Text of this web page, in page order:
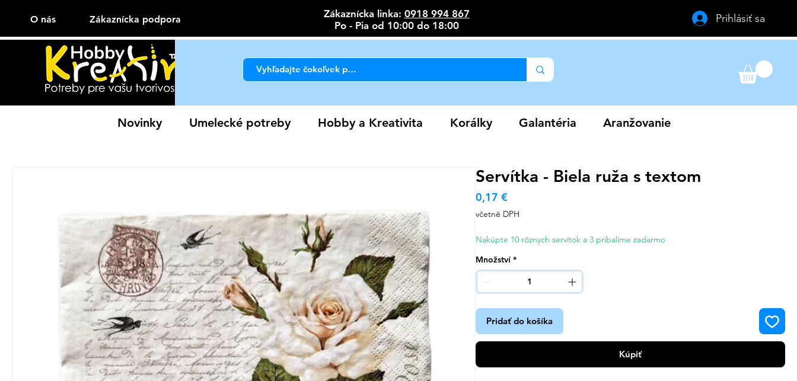
O nás Zákaznícka podpora Zákaznícka linka: 0918 994 867
Po - Pia od 10:00 do 18:00
Prihlásiť sa
Novinky Umelecké potreby Hobby a Kreativita Korálky Galantéria Aranžovanie
Servítka - Biela ruža s textom
0,17 €Cena
včetně DPH
Nakúpte 10 rôznych servítok a 3 pribalíme zadarmo
Množství *
Pridať do košíka
Kúpiť